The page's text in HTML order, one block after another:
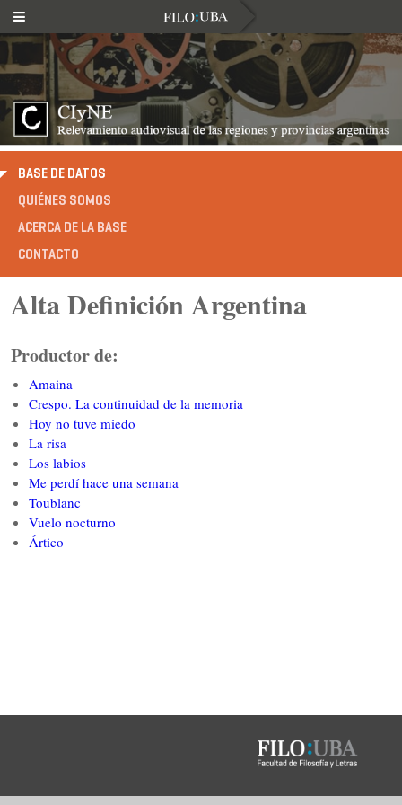
BASE DE DATOS
QUIÉNES SOMOS
ACERCA DE LA BASE
CONTACTO
Alta Definición Argentina
Productor de:
Amaina
Crespo. La continuidad de la memoria
Hoy no tuve miedo
La risa
Los labios
Me perdí hace una semana
Toublanc
Vuelo nocturno
Ártico